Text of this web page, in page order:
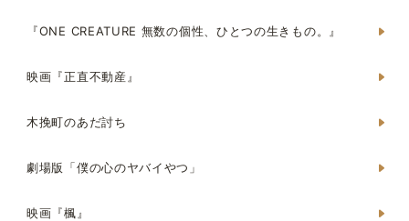
『ONE CREATURE 無数の個性、ひとつの生きもの。』
映画『正直不動産』
木挽町のあだ討ち
劇場版「僕の心のヤバイやつ」
映画『楓』